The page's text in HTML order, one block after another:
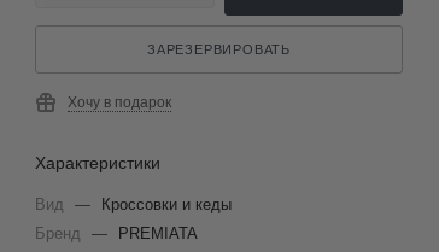
ЗАРЕЗЕРВИРОВАТЬ
Хочу в подарок
Характеристики
Вид —
Кроссовки и кеды
Бренд
—
PREMIATA